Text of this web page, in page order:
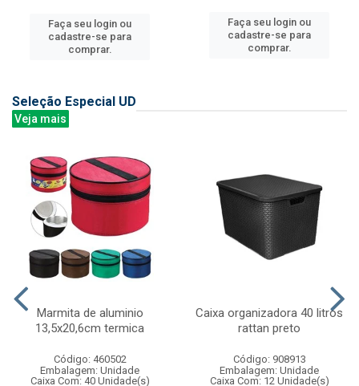
Faça seu login ou
cadastre-se para
comprar.
Faça seu login ou
cadastre-se para
comprar.
Seleção Especial UD
Veja mais
Marmita de aluminio
13,5x20,6cm termica
Código: 460502
Embalagem: Unidade
Caixa Com: 40 Unidade(s)
Caixa organizadora 40 litros
rattan preto
Código: 908913
Embalagem: Unidade
Caixa Com: 12 Unidade(s)